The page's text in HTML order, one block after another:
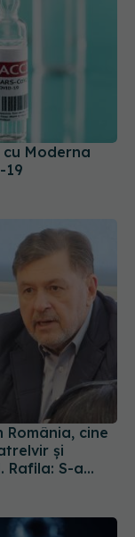
Moderna
19
și
S-a
la